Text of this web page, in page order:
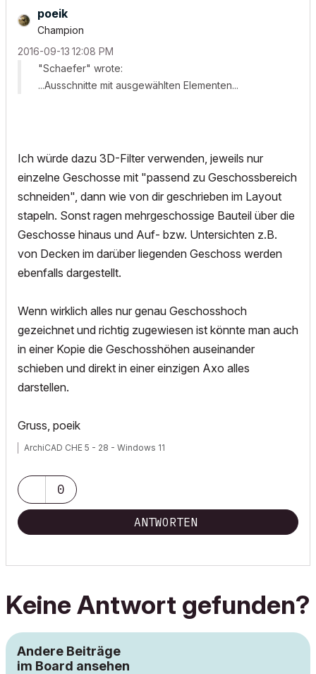
poeik
Champion
‎2016-09-13 12:08 PM
"Schaefer" wrote:
...Ausschnitte mit ausgewählten Elementen...
Ich würde dazu 3D-Filter verwenden, jeweils nur
einzelne Geschosse mit "passend zu Geschossbereich
schneiden", dann wie von dir geschrieben im Layout
stapeln. Sonst ragen mehrgeschossige Bauteil über die
Geschosse hinaus und Auf- bzw. Untersichten z.B.
von Decken im darüber liegenden Geschoss werden
ebenfalls dargestellt.
Wenn wirklich alles nur genau Geschosshoch
gezeichnet und richtig zugewiesen ist könnte man auch
in einer Kopie die Geschosshöhen auseinander
schieben und direkt in einer einzigen Axo alles
darstellen.
Gruss, poeik
ArchiCAD CHE 5 - 28 - Windows 11
0
ANTWORTEN
Keine Antwort gefunden?
Andere Beiträge
im Board ansehen